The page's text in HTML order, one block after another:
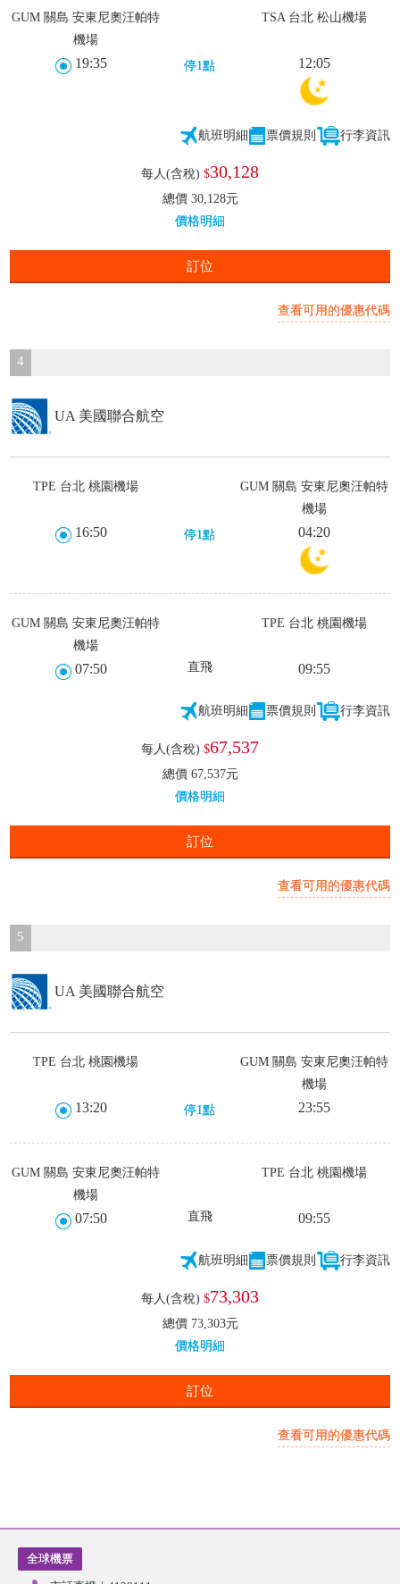
每人(含稅) $30,128
總價 30,128元
價格明細
訂位
查看可用的優惠代碼
GUM 關島 安東尼奧汪帕特
機場
TSA 台北 松山機場
19:35 停1點 12:05
航班明細 票價規則 行李資訊
4
UA 美國聯合航空
每人(含稅) $67,537
總價 67,537元
價格明細
訂位
查看可用的優惠代碼
TPE 台北 桃園機場
GUM 關島 安東尼奧汪帕特
機場
16:50 停1點 04:20
GUM 關島 安東尼奧汪帕特
機場
TPE 台北 桃園機場
07:50 直飛 09:55
航班明細 票價規則 行李資訊
5
UA 美國聯合航空
每人(含稅) $73,303
總價 73,303元
價格明細
訂位
查看可用的優惠代碼
TPE 台北 桃園機場
GUM 關島 安東尼奧汪帕特
機場
13:20 停1點 23:55
GUM 關島 安東尼奧汪帕特
機場
TPE 台北 桃園機場
07:50 直飛 09:55
航班明細 票價規則 行李資訊
全球機票